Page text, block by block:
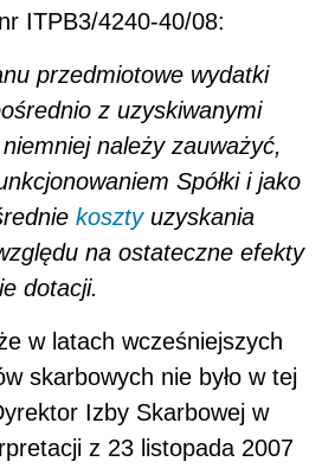
ITPB3/4240-40/08:
przedmiotowe wydatki
z uzyskiwanymi
należy zauważyć,
Spółki i jako
kosztyuzyskania
na ostateczne efekty
dotacji.
w latach wcześniejszych
skarbowych nie było w tej
Izby Skarbowej w
z 23 listopada 2007